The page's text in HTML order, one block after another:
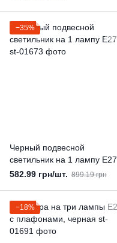
−35%
Черный подвесной
светильник на 1 лампу Е27
582.99 грн/шт. 899.19 грн
−18%